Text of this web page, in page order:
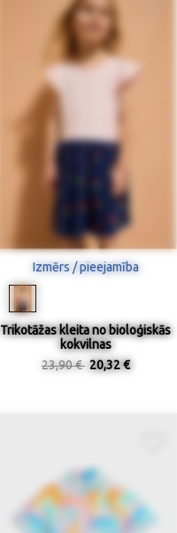
Izmērs / pieejamība
Trikotāžas kleita no bioloģiskās
kokvilnas
23,90 € 20,32 €